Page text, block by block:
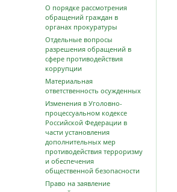
О порядке рассмотрения
обращений граждан в
органах прокуратуры
Отдельные вопросы
разрешения обращений в
сфере противодействия
коррупции
Материальная
ответственность осужденных
Изменения в Уголовно-
процессуальном кодексе
Российской Федерации в
части установления
дополнительных мер
противодействия терроризму
и обеспечения
общественной безопасности
Право на заявление